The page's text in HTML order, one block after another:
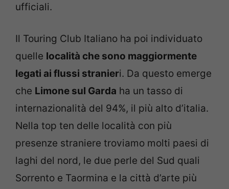
ufficiali.
Il Touring Club Italiano ha poi individuato
quelle località che sono maggiormente
legati ai flussi stranieri. Da questo emerge
che Limone sul Garda ha un tasso di
internazionalità del 94%, il più alto d’italia.
Nella top ten delle località con più
presenze straniere troviamo molti paesi di
laghi del nord, le due perle del Sud quali
Sorrento e Taormina e la città d’arte più